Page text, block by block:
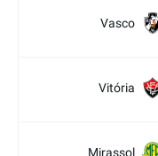
Vasco
Vitória
Mirassol